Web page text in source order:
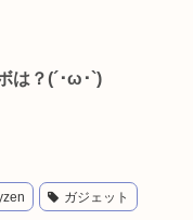
は？(´･ω･`)
ガジェット